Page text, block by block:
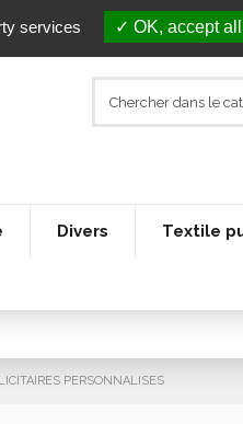
Divers Textile
PERSONNALISES
services OK, accept all